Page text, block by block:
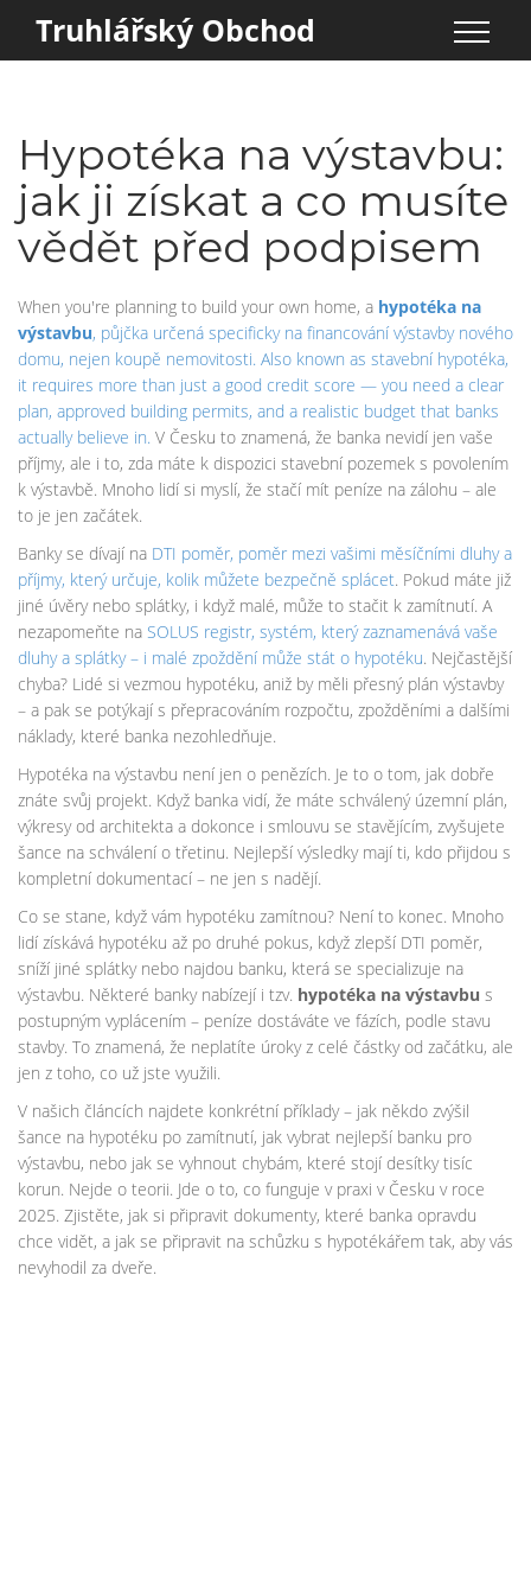
Truhlářský Obchod
Hypotéka na výstavbu:
jak ji získat a co musíte
vědět před podpisem
When you're planning to build your own home, a hypotéka na
výstavbu, půjčka určená specificky na financování výstavby nového
domu, nejen koupě nemovitosti. Also known as stavební hypotéka,
it requires more than just a good credit score — you need a clear
plan, approved building permits, and a realistic budget that banks
actually believe in. V Česku to znamená, že banka nevidí jen vaše
příjmy, ale i to, zda máte k dispozici stavební pozemek s povolením
k výstavbě. Mnoho lidí si myslí, že stačí mít peníze na zálohu – ale
to je jen začátek.
Banky se dívají na DTI poměr, poměr mezi vašimi měsíčními dluhy a
příjmy, který určuje, kolik můžete bezpečně splácet. Pokud máte již
jiné úvěry nebo splátky, i když malé, může to stačit k zamítnutí. A
nezapomeňte na SOLUS registr, systém, který zaznamenává vaše
dluhy a splátky – i malé zpoždění může stát o hypotéku. Nejčastější
chyba? Lidé si vezmou hypotéku, aniž by měli přesný plán výstavby
– a pak se potýkají s přepracováním rozpočtu, zpožděními a dalšími
náklady, které banka nezohledňuje.
Hypotéka na výstavbu není jen o penězích. Je to o tom, jak dobře
znáte svůj projekt. Když banka vidí, že máte schválený územní plán,
výkresy od architekta a dokonce i smlouvu se stavějícím, zvyšujete
šance na schválení o třetinu. Nejlepší výsledky mají ti, kdo přijdou s
kompletní dokumentací – ne jen s nadějí.
Co se stane, když vám hypotéku zamítnou? Není to konec. Mnoho
lidí získává hypotéku až po druhé pokus, když zlepší DTI poměr,
sníží jiné splátky nebo najdou banku, která se specializuje na
výstavbu. Některé banky nabízejí i tzv. hypotéka na výstavbu s
postupným vyplácením – peníze dostáváte ve fázích, podle stavu
stavby. To znamená, že neplatíte úroky z celé částky od začátku, ale
jen z toho, co už jste využili.
V našich článcích najdete konkrétní příklady – jak někdo zvýšil
šance na hypotéku po zamítnutí, jak vybrat nejlepší banku pro
výstavbu, nebo jak se vyhnout chybám, které stojí desítky tisíc
korun. Nejde o teorii. Jde o to, co funguje v praxi v Česku v roce
2025. Zjistěte, jak si připravit dokumenty, které banka opravdu
chce vidět, a jak se připravit na schůzku s hypotékářem tak, aby vás
nevyhodil za dveře.